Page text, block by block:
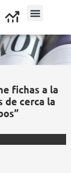
fichas a la
de cerca la